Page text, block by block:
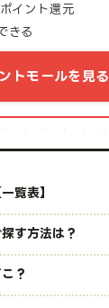
イント還元
きる
トモールを見る
覧表】
す方法は？
？